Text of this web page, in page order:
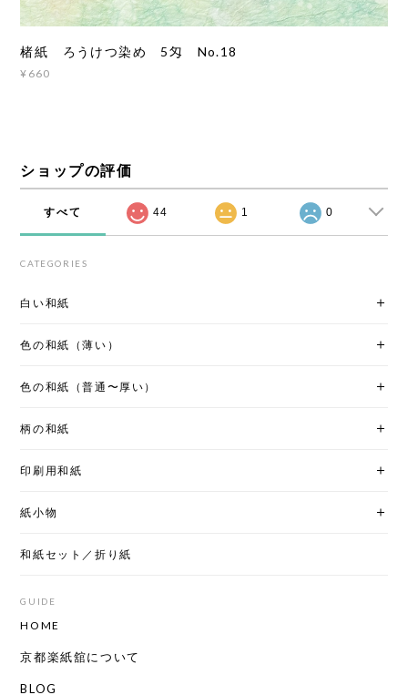
楮紙 ろうけつ染め 5匁 No.18
¥660
ショップの評価
すべて 44 1 0
CATEGORIES
白い和紙
色の和紙（薄い）
色の和紙（普通〜厚い）
柄の和紙
印刷用和紙
紙小物
和紙セット／折り紙
GUIDE
HOME
京都楽紙舘について
BLOG